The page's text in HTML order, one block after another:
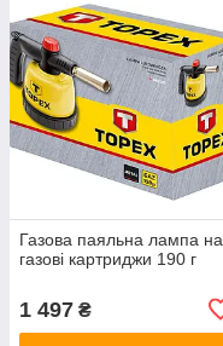
Газова паяльна лампа на
газові картриджи 190 г
1 497 ₴